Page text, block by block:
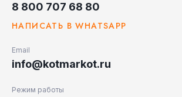
8 800 707 68 80
НАПИСАТЬ В WHATSAPP
Email
info@kotmarkot.ru
Режим работы